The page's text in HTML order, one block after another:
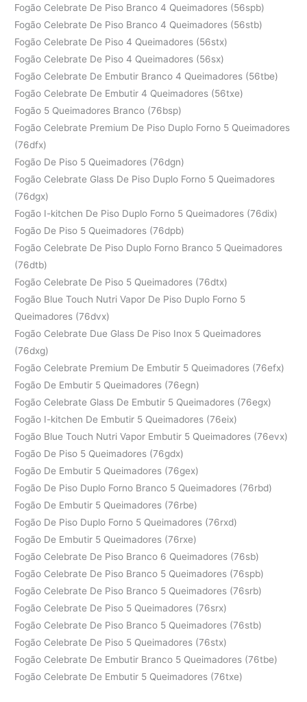
Fogão Celebrate De Piso Branco 4 Queimadores (56spb)
Fogão Celebrate De Piso Branco 4 Queimadores (56stb)
Fogão Celebrate De Piso 4 Queimadores (56stx)
Fogão Celebrate De Piso 4 Queimadores (56sx)
Fogão Celebrate De Embutir Branco 4 Queimadores (56tbe)
Fogão Celebrate De Embutir 4 Queimadores (56txe)
Fogão 5 Queimadores Branco (76bsp)
Fogão Celebrate Premium De Piso Duplo Forno 5 Queimadores
(76dfx)
Fogão De Piso 5 Queimadores (76dgn)
Fogão Celebrate Glass De Piso Duplo Forno 5 Queimadores
(76dgx)
Fogão I-kitchen De Piso Duplo Forno 5 Queimadores (76dix)
Fogão De Piso 5 Queimadores (76dpb)
Fogão Celebrate De Piso Duplo Forno Branco 5 Queimadores
(76dtb)
Fogão Celebrate De Piso 5 Queimadores (76dtx)
Fogão Blue Touch Nutri Vapor De Piso Duplo Forno 5
Queimadores (76dvx)
Fogão Celebrate Due Glass De Piso Inox 5 Queimadores
(76dxg)
Fogão Celebrate Premium De Embutir 5 Queimadores (76efx)
Fogão De Embutir 5 Queimadores (76egn)
Fogão Celebrate Glass De Embutir 5 Queimadores (76egx)
Fogão I-kitchen De Embutir 5 Queimadores (76eix)
Fogão Blue Touch Nutri Vapor Embutir 5 Queimadores (76evx)
Fogão De Piso 5 Queimadores (76gdx)
Fogão De Embutir 5 Queimadores (76gex)
Fogão De Piso Duplo Forno Branco 5 Queimadores (76rbd)
Fogão De Embutir 5 Queimadores (76rbe)
Fogão De Piso Duplo Forno 5 Queimadores (76rxd)
Fogão De Embutir 5 Queimadores (76rxe)
Fogão Celebrate De Piso Branco 6 Queimadores (76sb)
Fogão Celebrate De Piso Branco 5 Queimadores (76spb)
Fogão Celebrate De Piso Branco 5 Queimadores (76srb)
Fogão Celebrate De Piso 5 Queimadores (76srx)
Fogão Celebrate De Piso Branco 5 Queimadores (76stb)
Fogão Celebrate De Piso 5 Queimadores (76stx)
Fogão Celebrate De Embutir Branco 5 Queimadores (76tbe)
Fogão Celebrate De Embutir 5 Queimadores (76txe)